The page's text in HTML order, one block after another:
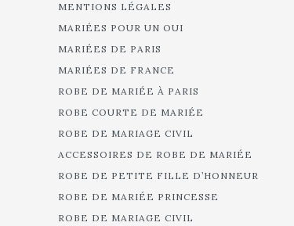
MENTIONS LÉGALES
MARIÉES POUR UN OUI
MARIÉES DE PARIS
MARIÉES DE FRANCE
ROBE DE MARIÉE À PARIS
ROBE COURTE DE MARIÉE
ROBE DE MARIAGE CIVIL
ACCESSOIRES DE ROBE DE MARIÉE
ROBE DE PETITE FILLE D’HONNEUR
ROBE DE MARIÉE PRINCESSE
ROBE DE MARIAGE CIVIL